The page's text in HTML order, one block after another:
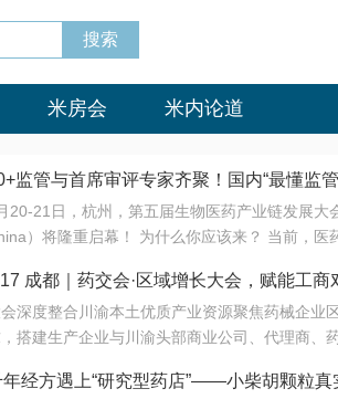
米房会 米内论道
监管与首席审评专家齐聚！国内“最懂监
8月开幕！
20-21日，杭州，第五届生物医药产业链发展大
）将隆重启幕！ 为什么你应该来？ 当前，医
正重新定义研发效率；另一端是创新药“最后一公
，呼唤更成熟的产业生态。 同质化“内卷”已无
出海能力建设才是破局关键。 本届大会以 “重
力突围；从中药创新、复杂药物制剂、CGT、多
成都｜药交会·区域增长大会，赋能工商
深度整合川渝本土优质产业资源聚焦药械企业
搭建生产企业与川渝头部商业公司、代理商、
增量份额夯实西南市场战略布局
年经方遇上“研究型药店”——小柴胡颗粒真